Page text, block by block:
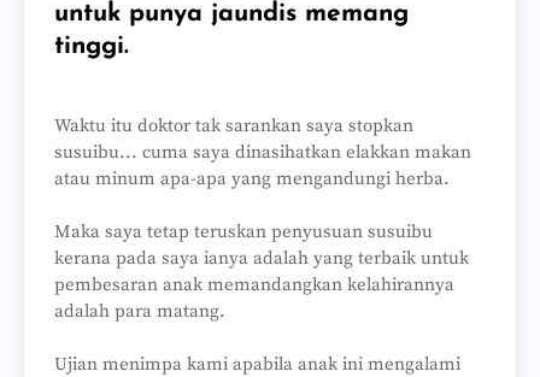
untuk punya jaundis memang
tinggi.
Waktu itu doktor tak sarankan saya stopkan
susuibu... cuma saya dinasihatkan elakkan makan
atau minum apa-apa yang mengandungi herba.
Maka saya tetap teruskan penyusuan susuibu
kerana pada saya ianya adalah yang terbaik untuk
pembesaran anak memandangkan kelahirannya
adalah para matang.
Ujian menimpa kami apabila anak ini mengalami